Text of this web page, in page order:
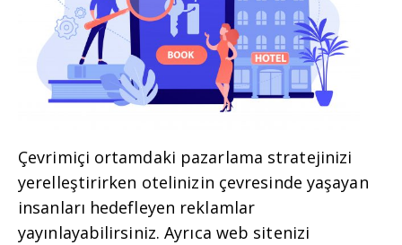
Çevrimiçi ortamdaki pazarlama stratejinizi
yerelleştirirken otelinizin çevresinde yaşayan
insanları hedefleyen reklamlar
yayınlayabilirsiniz. Ayrıca web sitenizi